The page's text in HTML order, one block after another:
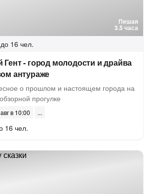
Пешая
3.5 часа
до 16 чел.
- город молодости и драйва
антураже
о прошлом и настоящем города на
прогулке
в 10:00
16 чел.